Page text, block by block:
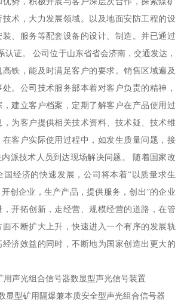
术，大力发展领域。以及地面安防工程的设
、服务等配套设备的设计、制造。并已通过
认证。 公司位于山东省省会济南，交通发达，
铁，能及时满足客户的要求。销售区域遍及
。公司技术服务部本着对客户负责的精神，
建立客户档案，定期了解客户在产品使用过
为客户提供相关技术资料、技术疑、技术维
客户实际使用过程中，如发生质量问题，接
派技术人员到达现场解决问题。 随着国家改
国经济的快速发展，公司将本着“以质量求生
创企业，生产产品，提供服务，创出”的企业
开拓创新，走经营、规模经营的道路，在管
不断扩大上升，快速进入一个有序的发展轨
济效益的同时，不断地为国家创造出更大的
用声光组合信号器数显型声光信号装置
显型矿用隔爆兼本质安全型声光组合信号器